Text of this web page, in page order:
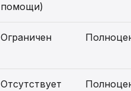
помощи)
Ограничен
Отсутствует